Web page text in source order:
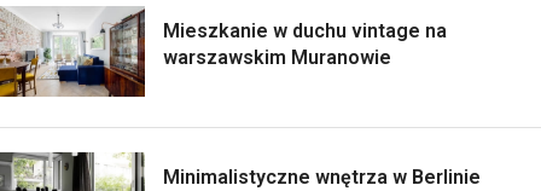
Mieszkanie w duchu vintage na
warszawskim Muranowie
Minimalistyczne wnętrza w Berlinie